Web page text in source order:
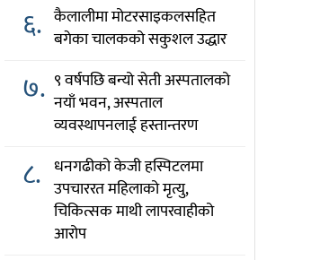
६. कैलालीमा मोटरसाइकलसहित
बगेका चालकको सकुशल उद्धार
७. ९ वर्षपछि बन्यो सेती अस्पतालको
नयाँ भवन, अस्पताल
व्यवस्थापनलाई हस्तान्तरण
८. धनगढीको केजी हस्पिटलमा
उपचाररत महिलाको मृत्यु,
चिकित्सक माथी लापरवाहीको
आरोप